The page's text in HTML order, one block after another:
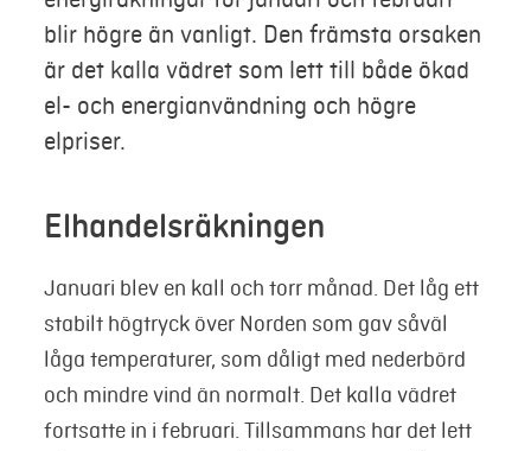
blir högre än vanligt. Den främsta orsaken
är det kalla vädret som lett till både ökad
el- och energianvändning och högre
elpriser.
Elhandelsräkningen
Januari blev en kall och torr månad. Det låg ett
stabilt högtryck över Norden som gav såväl
låga temperaturer, som dåligt med nederbörd
och mindre vind än normalt. Det kalla vädret
fortsatte in i februari. Tillsammans har det lett